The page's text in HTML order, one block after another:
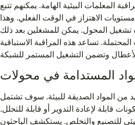
المعلمات البيئية الهامة. يمكنهم تتبع
الاهتزاز في الوقت الفعلي. وهذا
المحول. يمكن للمشغلين بعد ذلك
تساعد هذه المراقبة الاستباقية
من المواد الصديقة للبيئة. سوف تشتمل
قابلة لإعادة التدوير أو قابلة للتحلل.
للتصنيع والتخلص. يستكشف الباحثون